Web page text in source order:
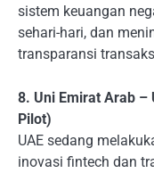
sistem keuangan
sehari-hari, dan
transparansi
8. Uni Emirat Arab –
Pilot)
UAE sedang
inovasi fintech dan